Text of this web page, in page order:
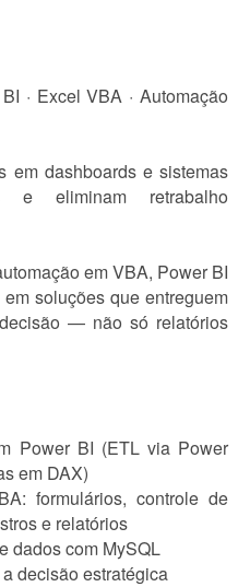
· Excel VBA · Automação
em dashboards e sistemas
e eliminam retrabalho
em VBA, Power BI
soluções que entreguem
— não só relatórios
Power BI (ETL via Power
em DAX)
formulários, controle de
e relatórios
dados com MySQL
decisão estratégica